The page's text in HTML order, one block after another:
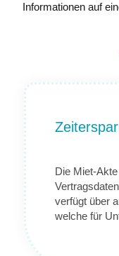
Informationen auf
Die Miet-
verfügt über
welche für